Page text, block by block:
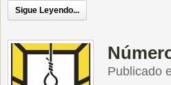
Sigue Leyendo...
Publicado